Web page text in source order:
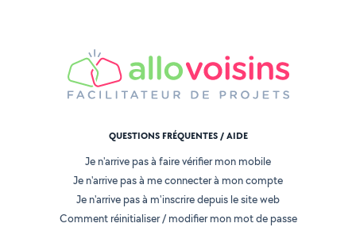
QUESTIONS FRÉQUENTES / AIDE
Je n'arrive pas à faire vérifier mon mobile
Je n'arrive pas à me connecter à mon compte
Je n'arrive pas à m'inscrire depuis le site web
Comment réinitialiser / modifier mon mot de passe